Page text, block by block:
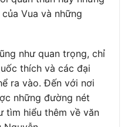
Vua và những
như quan trọng, chỉ
thích và các đại
ra vào. Đến với nơi
những đường nét
tìm hiểu thêm về văn